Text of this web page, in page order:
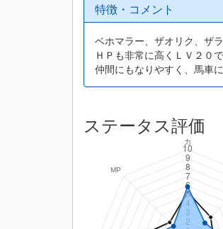
特徴・コメント
ベホマラー、ザオリク、ザ
ＨＰも非常に高くＬＶ２０
仲間にもなりやすく、馬車
ステータス評価